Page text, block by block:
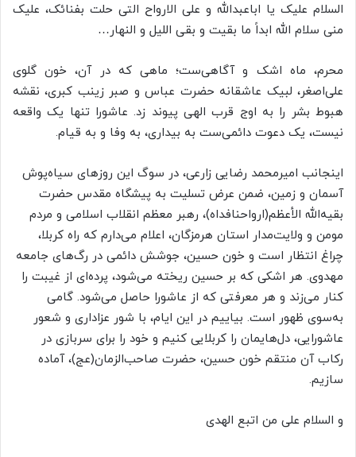
السلام علیک یا اباعبدالله و علی الارواح التی حلت بفنائک، علیک
منی سلام الله ابداً ما بقیت و بقی اللیل و النهار…
محرم، ماه اشک و آگاهی‌ست؛ ماهی که در آن، خون گلوی
علی‌اصغر، لبیک عاشقانه‌ حضرت عباس و صبر زینب کبری، نقشه‌
هبوط بشر را به اوج قرب الهی پیوند زد. عاشورا تنها یک واقعه
نیست، یک دعوت دائمی‌ست به بیداری، به وفا و به قیام.
اینجانب امیرمحمد رضایی زارعی، در سوگ این روزهای سیاه‌پوش
آسمان و زمین، ضمن عرض تسلیت به پیشگاه مقدس حضرت
بقیه‌الله الأعظم(ارواحنافداه)، رهبر معظم انقلاب اسلامی و مردم
مومن و ولایت‌مدار استان هرمزگان، اعلام می‌دارم که راه کربلا،
چراغ انتظار است و خون حسین، جوشش دائمی در رگ‌های جامعه‌
مهدوی. هر اشکی که بر حسین ریخته می‌شود، پرده‌ای از غیبت را
کنار می‌زند و هر معرفتی که از عاشورا حاصل می‌شود. گامی
به‌سوی ظهور است. بیاییم در این ایام، با شور عزاداری و شعور
عاشورایی، دل‌هایمان را کربلایی کنیم و خود را برای سربازی در
رکاب آن منتقم خون حسین، حضرت صاحب‌الزمان(عج)، آماده
سازیم.
و السلام علی من اتبع الهدی